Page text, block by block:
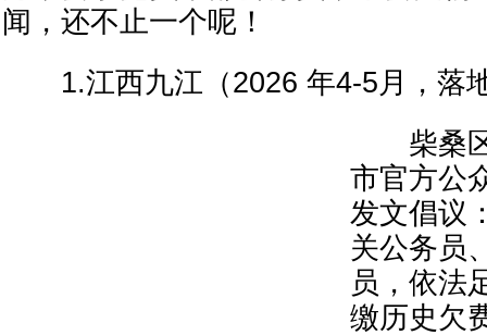
闻，还不止一个呢！
1.江西九江（2026 年4-5月，落
柴桑区
市官方公
发文倡议
关公务员
员，依法
缴历史欠